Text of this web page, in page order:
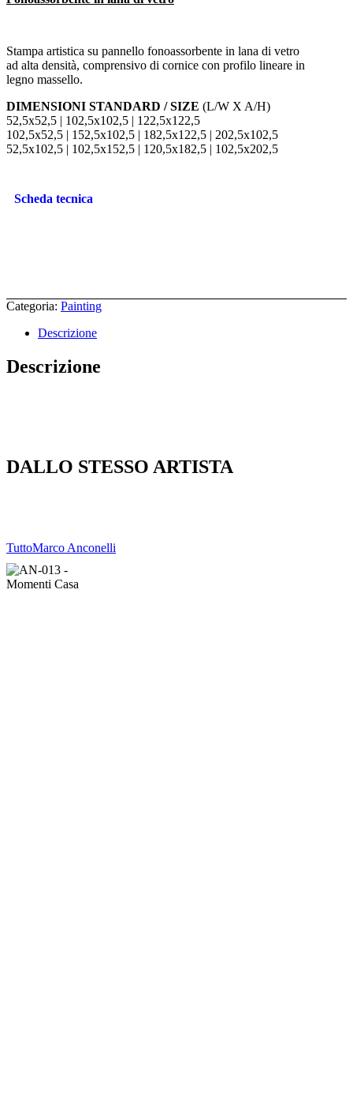
Stampa artistica su pannello fonoassorbente in lana di vetro
ad alta densità, comprensivo di cornice con profilo lineare in
legno massello.
DIMENSIONI STANDARD / SIZE (L/W X A/H)
52,5x52,5 | 102,5x102,5 | 122,5x122,5
102,5x52,5 | 152,5x102,5 | 182,5x122,5 | 202,5x102,5
52,5x102,5 | 102,5x152,5 | 120,5x182,5 | 102,5x202,5
Scheda tecnica
Categoria: Painting
Descrizione
Descrizione
DALLO STESSO ARTISTA
TuttoMarco Anconelli